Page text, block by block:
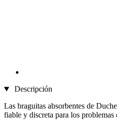
Descripción
Las braguitas absorbentes de
fiable y discreta para los problemas